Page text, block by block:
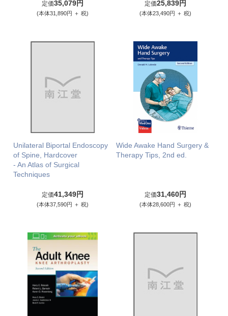
定価35,079円
(本体31,890円 ＋ 税)
定価25,839円
(本体23,490円 ＋ 税)
Unilateral Biportal Endoscopy
of Spine, Hardcover
- An Atlas of Surgical
Techniques
定価41,349円
(本体37,590円 ＋ 税)
Wide Awake Hand Surgery &
Therapy Tips, 2nd ed.
定価31,460円
(本体28,600円 ＋ 税)